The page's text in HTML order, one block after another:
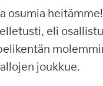
osumia
eli
joukkue.